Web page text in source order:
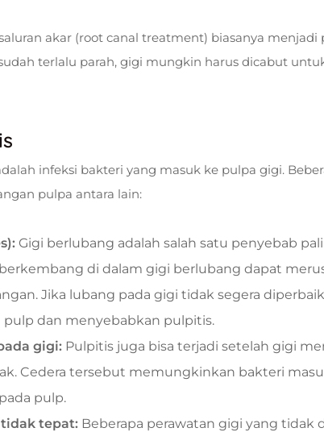
akar (root canal treatment) biasanya
terlalu parah, gigi mungkin harus dicabut
infeksi bakteri yang masuk ke pulpa gigi.
pulpa antara lain:
Gigi berlubang adalah salah satu penyebab
di dalam gigi berlubang dapat
Jika lubang pada gigi tidak segera
pulp dan menyebabkan pulpitis.
gigi: Pulpitis juga bisa terjadi setelah gigi
Cedera tersebut memungkinkan bakteri
pulp.
tepat: Beberapa perawatan gigi yang tidak